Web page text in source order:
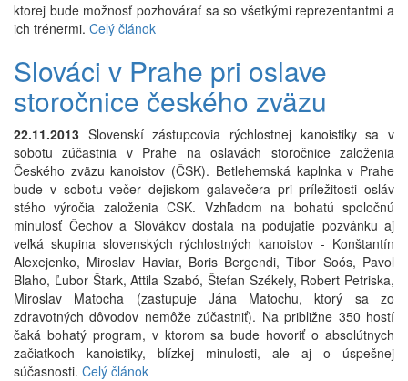
ktorej bude možnosť pozhovárať sa so všetkými reprezentantmi a
ich trénermi. Celý článok
Slováci v Prahe pri oslave
storočnice českého zväzu
22.11.2013 Slovenskí zástupcovia rýchlostnej kanoistiky sa v
sobotu zúčastnia v Prahe na oslavách storočnice založenia
Českého zväzu kanoistov (ČSK). Betlehemská kaplnka v Prahe
bude v sobotu večer dejiskom galavečera pri príležitosti osláv
stého výročia založenia ČSK. Vzhľadom na bohatú spoločnú
minulosť Čechov a Slovákov dostala na podujatie pozvánku aj
veľká skupina slovenských rýchlostných kanoistov - Konštantín
Alexejenko, Miroslav Haviar, Boris Bergendi, Tibor Soós, Pavol
Blaho, Ľubor Štark, Attila Szabó, Štefan Székely, Robert Petriska,
Miroslav Matocha (zastupuje Jána Matochu, ktorý sa zo
zdravotných dôvodov nemôže zúčastniť). Na približne 350 hostí
čaká bohatý program, v ktorom sa bude hovoriť o absolútnych
začiatkoch kanoistiky, blízkej minulosti, ale aj o úspešnej
súčasnosti. Celý článok